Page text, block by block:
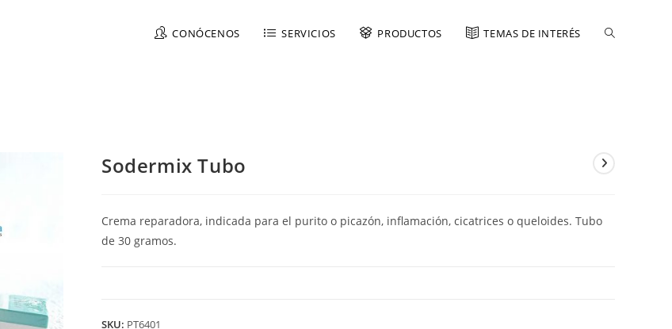
CONÓCENOS SERVICIOS PRODUCTOS TEMAS DE INTERÉS
Sodermix Tubo
Crema reparadora, indicada para el purito o picazón, inflamación, cicatrices o queloides. Tubo
de 30 gramos.
SKU: PT6401